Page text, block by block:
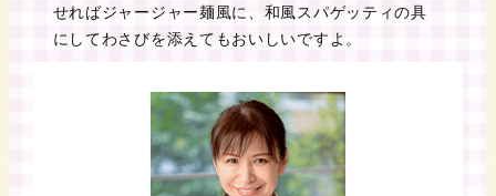
せればジャージャー麺風に、和風スパゲッティの具
にしてわさびを添えてもおいしいですよ。